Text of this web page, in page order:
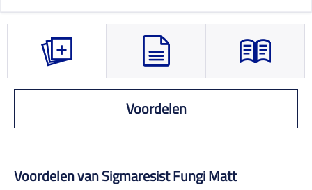
Voordelen
Voordelen van Sigmaresist Fungi Matt